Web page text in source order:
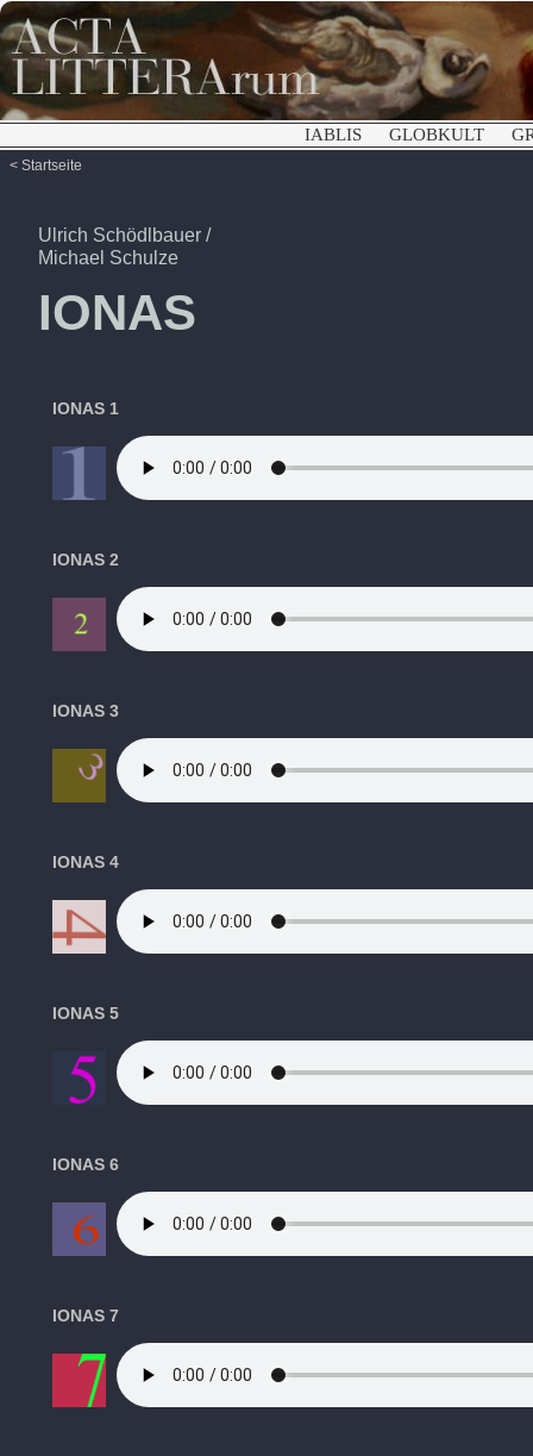
IABLIS GLOBKULT
< Startseite
Ulrich Schödlbauer/
Michael Schulze
IONAS
IONAS 1
IONAS 2
IONAS 3
IONAS 4
IONAS 5
IONAS 6
IONAS 7